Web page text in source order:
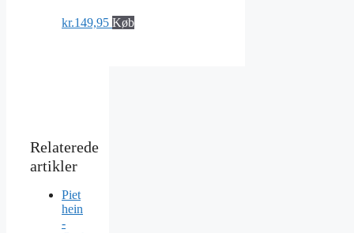
kr.149,95 Køb
Piet
hein
-